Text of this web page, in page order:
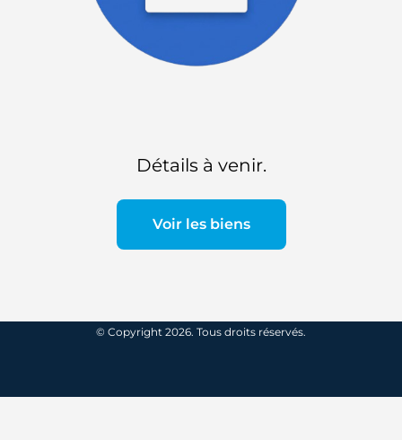
Détails à venir.
Voir les biens
© Copyright 2026. Tous droits réservés.